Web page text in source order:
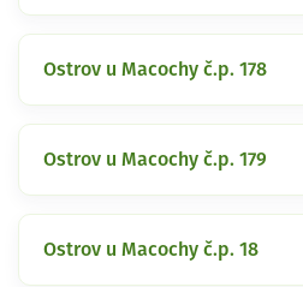
Ostrov u Macochy č.p. 178
Ostrov u Macochy č.p. 179
Ostrov u Macochy č.p. 18